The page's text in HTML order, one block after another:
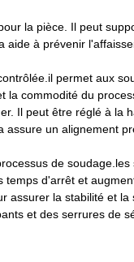
la pièce. Il peut
à prévenir
permet aux
commodité du
Il peut être réglé à la
un alignement
de
d'arrêt et
assurer la stabilité et
et des serrures de